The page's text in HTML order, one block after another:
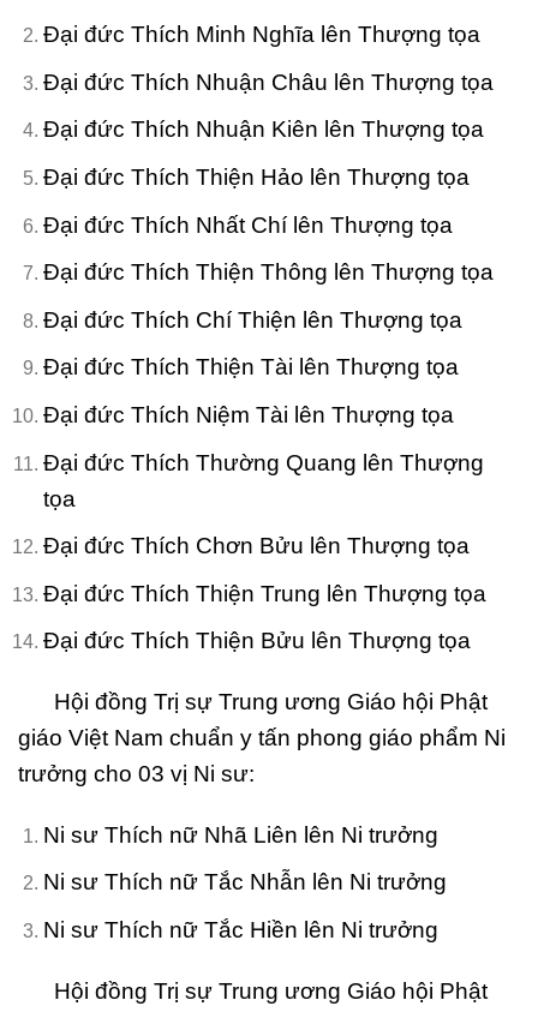
Đại đức Thích Minh Nghĩa lên Thượng tọa
Đại đức Thích Nhuận Châu lên Thượng tọa
Đại đức Thích Nhuận Kiên lên Thượng tọa
Đại đức Thích Thiện Hảo lên Thượng tọa
Đại đức Thích Nhất Chí lên Thượng tọa
Đại đức Thích Thiện Thông lên Thượng tọa
Đại đức Thích Chí Thiện lên Thượng tọa
Đại đức Thích Thiện Tài lên Thượng tọa
Đại đức Thích Niệm Tài lên Thượng tọa
Đại đức Thích Thường Quang lên Thượng
tọa
Đại đức Thích Chơn Bửu lên Thượng tọa
Đại đức Thích Thiện Trung lên Thượng tọa
Đại đức Thích Thiện Bửu lên Thượng tọa
Hội đồng Trị sự Trung ương Giáo hội Phật
giáo Việt Nam chuẩn y tấn phong giáo phẩm Ni
trưởng cho 03 vị Ni sư:
Ni sư Thích nữ Nhã Liên lên Ni trưởng
Ni sư Thích nữ Tắc Nhẫn lên Ni trưởng
Ni sư Thích nữ Tắc Hiền lên Ni trưởng
Hội đồng Trị sự Trung ương Giáo hội Phật